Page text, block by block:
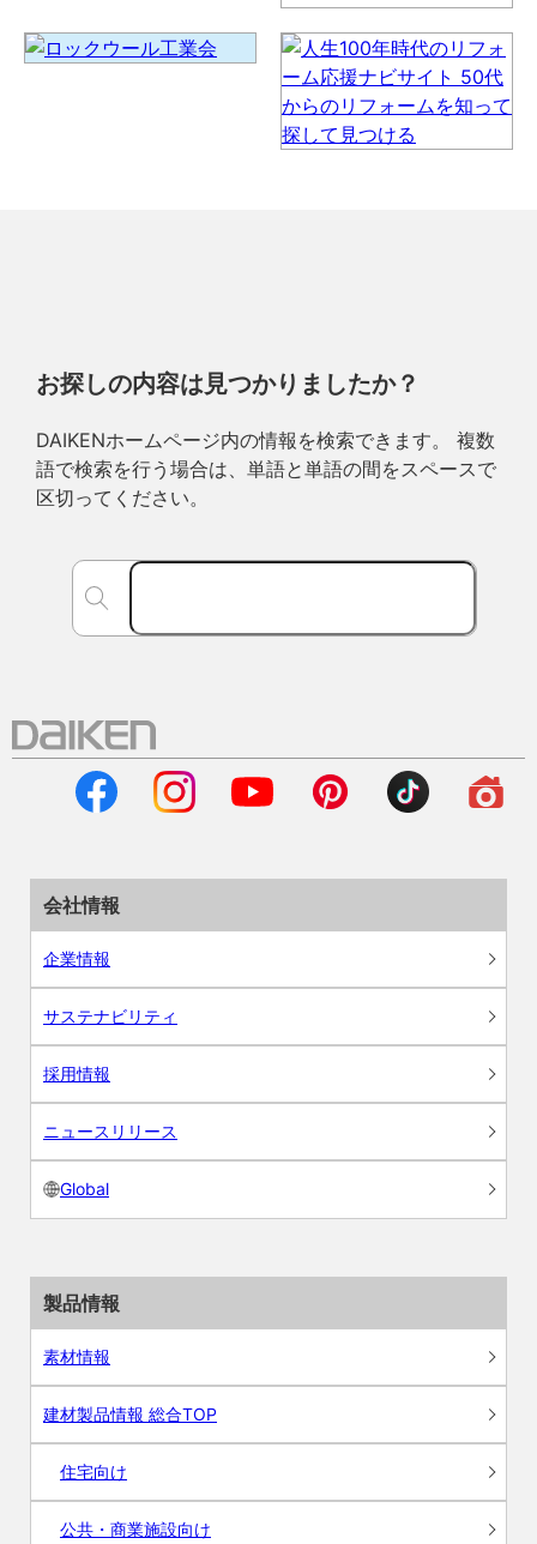
お探しの内容は見つかりましたか？
DAIKENホームページ内の情報を検索できます。 複数
語で検索を行う場合は、単語と単語の間をスペースで
区切ってください。
会社情報
企業情報
サステナビリティ
採用情報
ニュースリリース
Global
製品情報
素材情報
建材製品情報 総合TOP
住宅向け
公共・商業施設向け